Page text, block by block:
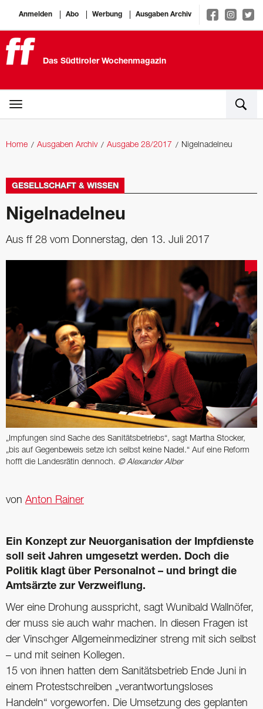
Anmelden Abo Werbung Ausgaben Archiv
Das Südtiroler Wochenmagazin
Home Ausgaben Archiv Ausgabe 28/2017 Nigelnadelneu
GESELLSCHAFT & WISSEN
Nigelnadelneu
Aus ff 28 vom Donnerstag, den 13. Juli 2017
„Impfungen sind Sache des Sanitätsbetriebs“, sagt Martha Stocker,
„bis auf Gegen­beweis setze ich selbst keine Nadel.“ Auf eine Reform
hofft die Landesrätin dennoch. © Alexander Alber
von Anton Rainer
Ein Konzept zur Neuorganisation der Impfdienste
soll seit Jahren umgesetzt ­werden. Doch die
Politik klagt über Personalnot – und bringt die
Amtsärzte zur Verzweiflung.
Wer eine Drohung ausspricht, sagt Wunibald Wallnöfer,
der muss sie auch wahr machen. In diesen Fragen ist
der Vinschger Allgemeinmediziner streng mit sich selbst
– und mit seinen Kollegen.
15 von ihnen hatten dem Sanitätsbetrieb Ende Juni in
einem Protestschreiben „verantwortungsloses
Handeln“ vorgeworfen. Die Umsetzung des geplanten